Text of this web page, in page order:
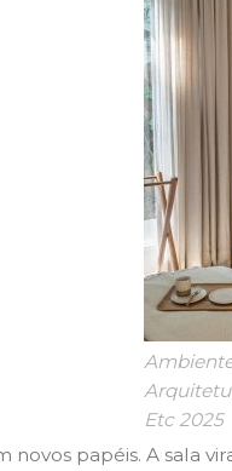
Etc 2025
novos papéis. A